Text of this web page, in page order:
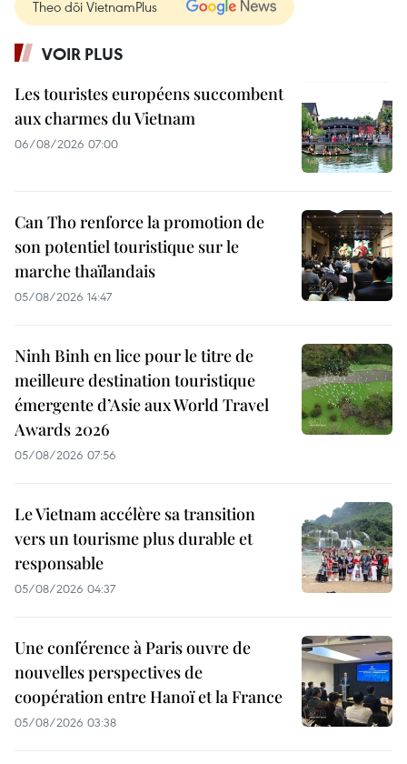
Theo dõi VietnamPlus
VOIR PLUS
Les touristes européens succombent
aux charmes du Vietnam
06/08/2026 07:00
Can Tho renforce la promotion de
son potentiel touristique sur le
marche thaïlandais
05/08/2026 14:47
Ninh Binh en lice pour le titre de
meilleure destination touristique
émergente d’Asie aux World Travel
Awards 2026
05/08/2026 07:56
Le Vietnam accélère sa transition
vers un tourisme plus durable et
responsable
05/08/2026 04:37
Une conférence à Paris ouvre de
nouvelles perspectives de
coopération entre Hanoï et la France
05/08/2026 03:38